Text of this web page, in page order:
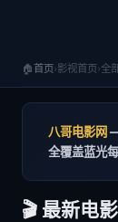
🏠首页›影视首页›全
八哥电影网
全覆盖蓝光
🎬 最新电影